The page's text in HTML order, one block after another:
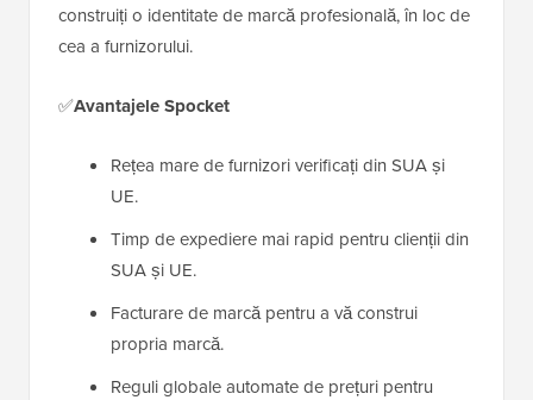
construiți o identitate de marcă profesională, în loc de
cea a furnizorului.
✅Avantajele Spocket
Rețea mare de furnizori verificați din SUA și
UE.
Timp de expediere mai rapid pentru clienții din
SUA și UE.
Facturare de marcă pentru a vă construi
propria marcă.
Reguli globale automate de prețuri pentru